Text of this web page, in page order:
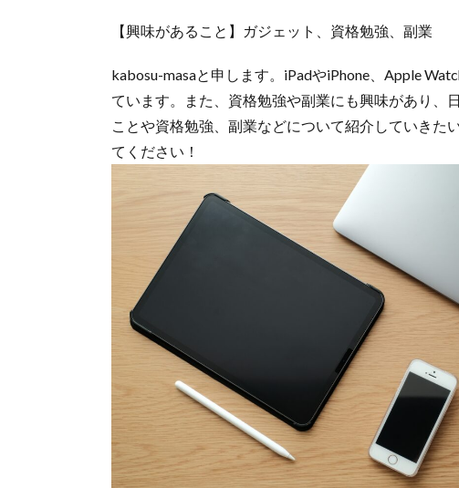
【興味があること】ガジェット、資格勉強、副業
kabosu-masaと申します。iPadやiPhone、Apple
ています。また、資格勉強や副業にも興味があり、
ことや資格勉強、副業などについて紹介していきた
てください！